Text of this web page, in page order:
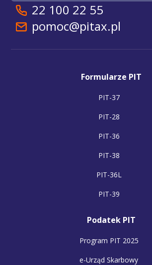
22 100 22 55
pomoc@pitax.pl
Formularze PIT
PIT-37
PIT-28
PIT-36
PIT-38
PIT-36L
PIT-39
Podatek PIT
Program PIT 2025
e-Urząd Skarbowy